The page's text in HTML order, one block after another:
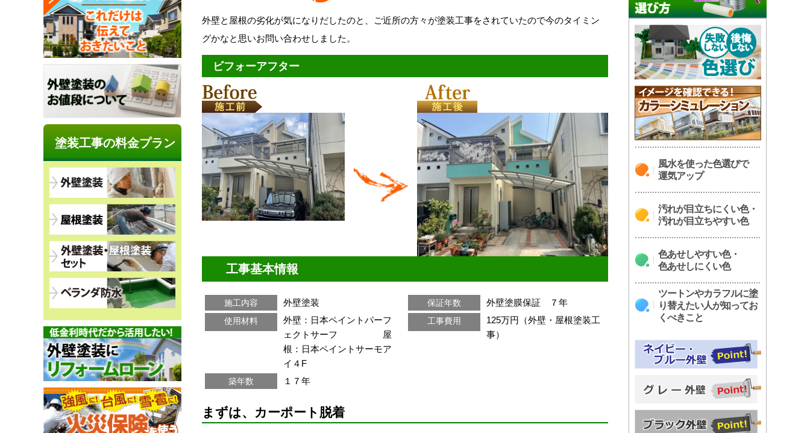
外壁と屋根の劣化が気になりだしたのと、ご近所の方々が塗装工事をされていたので今のタイミン
グかなと思いお問い合わせしました。
ビフォーアフター
工事基本情報
施工内容 外壁塗装
使用材料
外壁：日本ペイントパーフ
ェクトサーフ 屋
根：日本ペイントサーモア
イ４F
築年数 １７年
保証年数 外壁塗膜保証 ７年
工事費用
125万円（外壁・屋根塗装工
事）
まずは、カーポート脱着
風水を使った色選びで
運気アップ
汚れが目立ちにくい色・
汚れが目立ちやすい色
色あせしやすい色・
色あせしにくい色
ツートンやカラフルに塗
り替えたい人が知ってお
くべきこと
塗装工事の料金プラン